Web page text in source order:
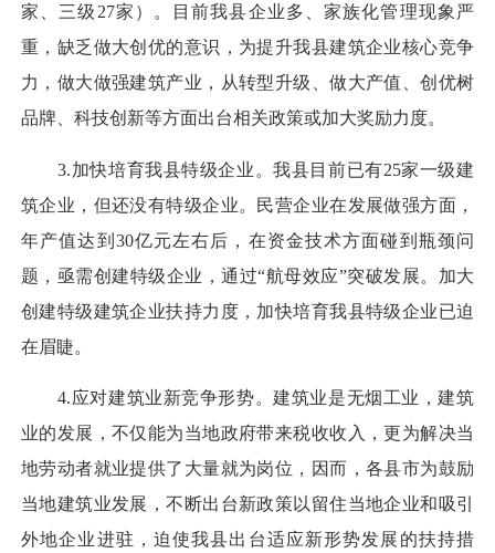
家、三级27家）。目前我县企业多、家族化管理现象严
重，缺乏做大创优的意识，为提升我县建筑企业核心竞争
力，做大做强建筑产业，从转型升级、做大产值、创优树
品牌、科技创新等方面出台相关政策或加大奖励力度。
3.加快培育我县特级企业。我县目前已有25家一级建
筑企业，但还没有特级企业。民营企业在发展做强方面，
年产值达到30亿元左右后，在资金技术方面碰到瓶颈问
题，亟需创建特级企业，通过“航母效应”突破发展。加大
创建特级建筑企业扶持力度，加快培育我县特级企业已迫
在眉睫。
4.应对建筑业新竞争形势。建筑业是无烟工业，建筑
业的发展，不仅能为当地政府带来税收收入，更为解决当
地劳动者就业提供了大量就为岗位，因而，各县市为鼓励
当地建筑业发展，不断出台新政策以留住当地企业和吸引
外地企业进驻，迫使我县出台适应新形势发展的扶持措